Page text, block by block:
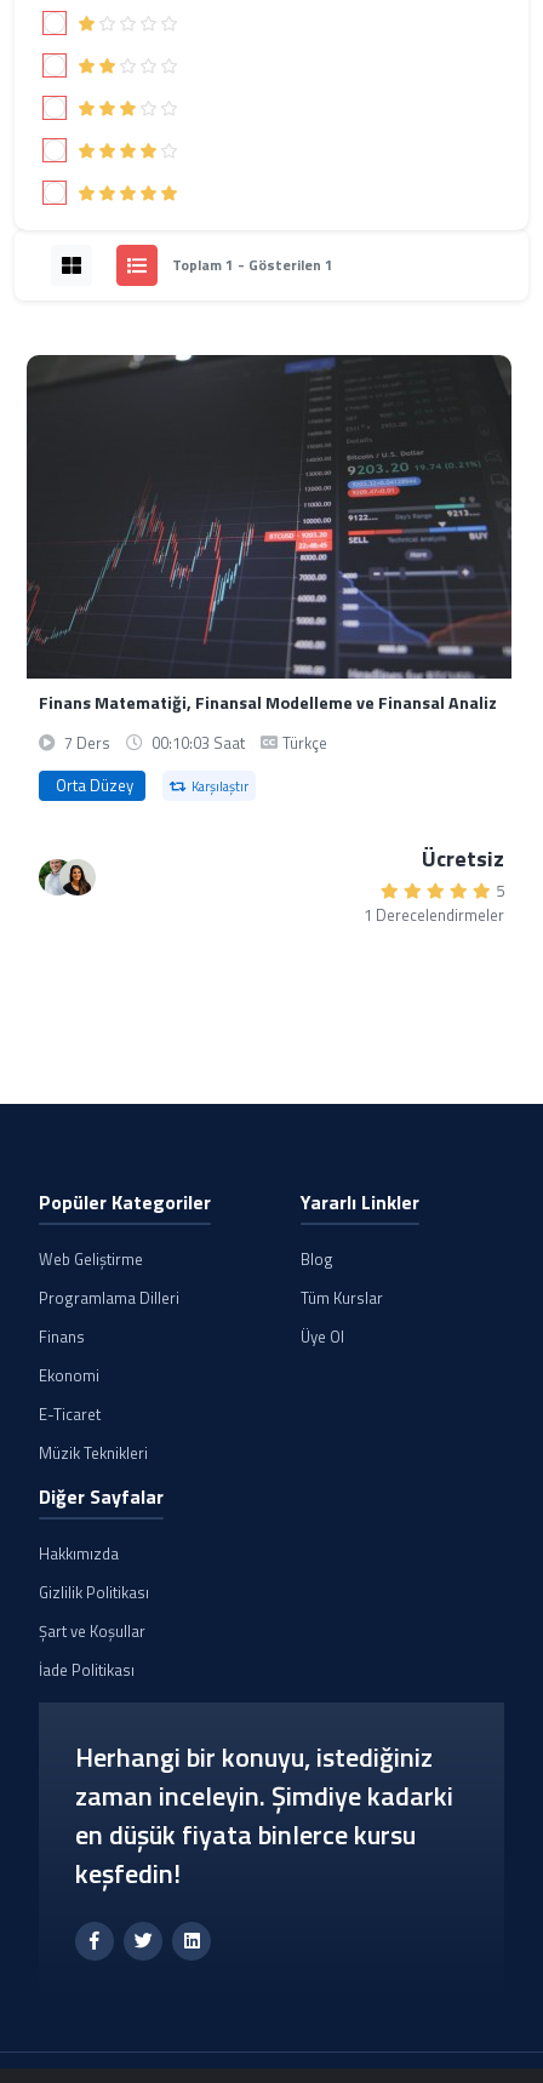
Toplam 1 - Gösterilen 1
Finans Matematiği, Finansal Modelleme ve Finansal Analiz
7 Ders 00:10:03 Saat
Türkçe
Orta Düzey
Karşılaştır
Ücretsiz
5
1 Derecelendirmeler
Popüler Kategoriler
Web Geliştirme
Programlama Dilleri
Finans
Ekonomi
E-Ticaret
Müzik Teknikleri
Yararlı Linkler
Blog
Tüm Kurslar
Üye Ol
Diğer Sayfalar
Hakkımızda
Gizlilik Politikası
Şart ve Koşullar
İade Politikası
Herhangi bir konuyu, istediğiniz
zaman inceleyin. Şimdiye kadarki
en düşük fiyata binlerce kursu
keşfedin!